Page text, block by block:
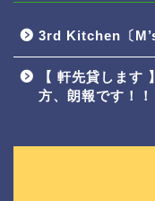
3rd Kitchen〔
【 軒先貸します
方、朗報です！！